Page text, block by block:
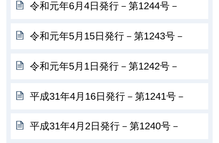
令和元年6月4日発行－第1244号－
令和元年5月15日発行－第1243号－
令和元年5月1日発行－第1242号－
平成31年4月16日発行－第1241号－
平成31年4月2日発行－第1240号－